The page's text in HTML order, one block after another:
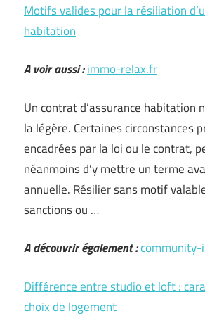
Motifs valides pour la résiliation
habitation
A voir aussi :immo-relax.fr
Un contrat d’assurance habitation
la légère. Certaines circonstances
encadrées par la loi ou le contrat,
néanmoins d’y mettre un terme
annuelle. Résilier sans motif
sanctions ou …
A découvrir également :
Différence entre studio et loft :
choix de logement